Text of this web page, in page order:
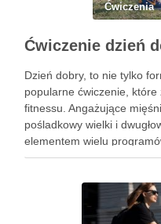
Ćwiczenia
Dzień dobry, to nie tylko
popularne ćwiczenie,
fitnessu. Angażujące
pośladkowy wielki i
elementem wielu
złożoności, ćwiczenie to